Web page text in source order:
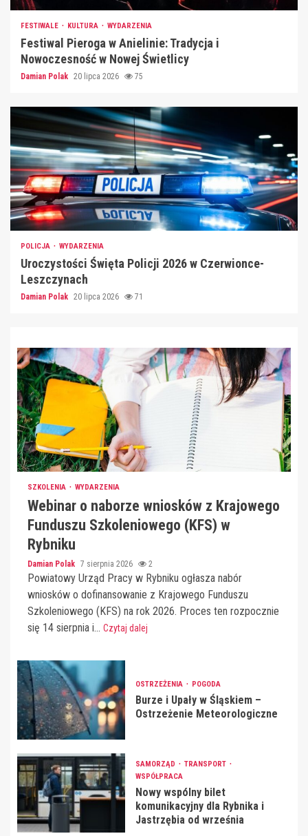
FESTIWALE KULTURA WYDARZENIA
Festiwal Pieroga w Anielinie: Tradycja i
Nowoczesność w Nowej Świetlicy
Damian Polak 20 lipca 2026 75
POLICJA WYDARZENIA
Uroczystości Święta Policji 2026 w Czerwionce-
Leszczynach
Damian Polak 20 lipca 2026 71
SZKOLENIA WYDARZENIA
Webinar o naborze wniosków z Krajowego
Funduszu Szkoleniowego (KFS) w
Rybniku
Damian Polak 7 sierpnia 2026 2
Powiatowy Urząd Pracy w Rybniku ogłasza nabór
wniosków o dofinansowanie z Krajowego Funduszu
Szkoleniowego (KFS) na rok 2026. Proces ten rozpocznie
się 14 sierpnia i... Czytaj dalej
OSTRZEŻENIA POGODA
Burze i Upały w Śląskiem –
Ostrzeżenie Meteorologiczne
SAMORZĄD
TRANSPORT
WSPÓŁPRACA
Nowy wspólny bilet
komunikacyjny dla Rybnika i
Jastrzębia od września